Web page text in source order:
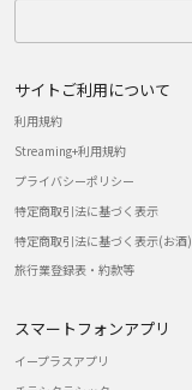
サイトご利用について
利用規約
Streaming+利用規約
プライバシーポリシー
特定商取引法に基づく表示
特定商取引法に基づく表示(お酒)
旅行業登録表・約款等
スマートフォンアプリ
イープラスアプリ